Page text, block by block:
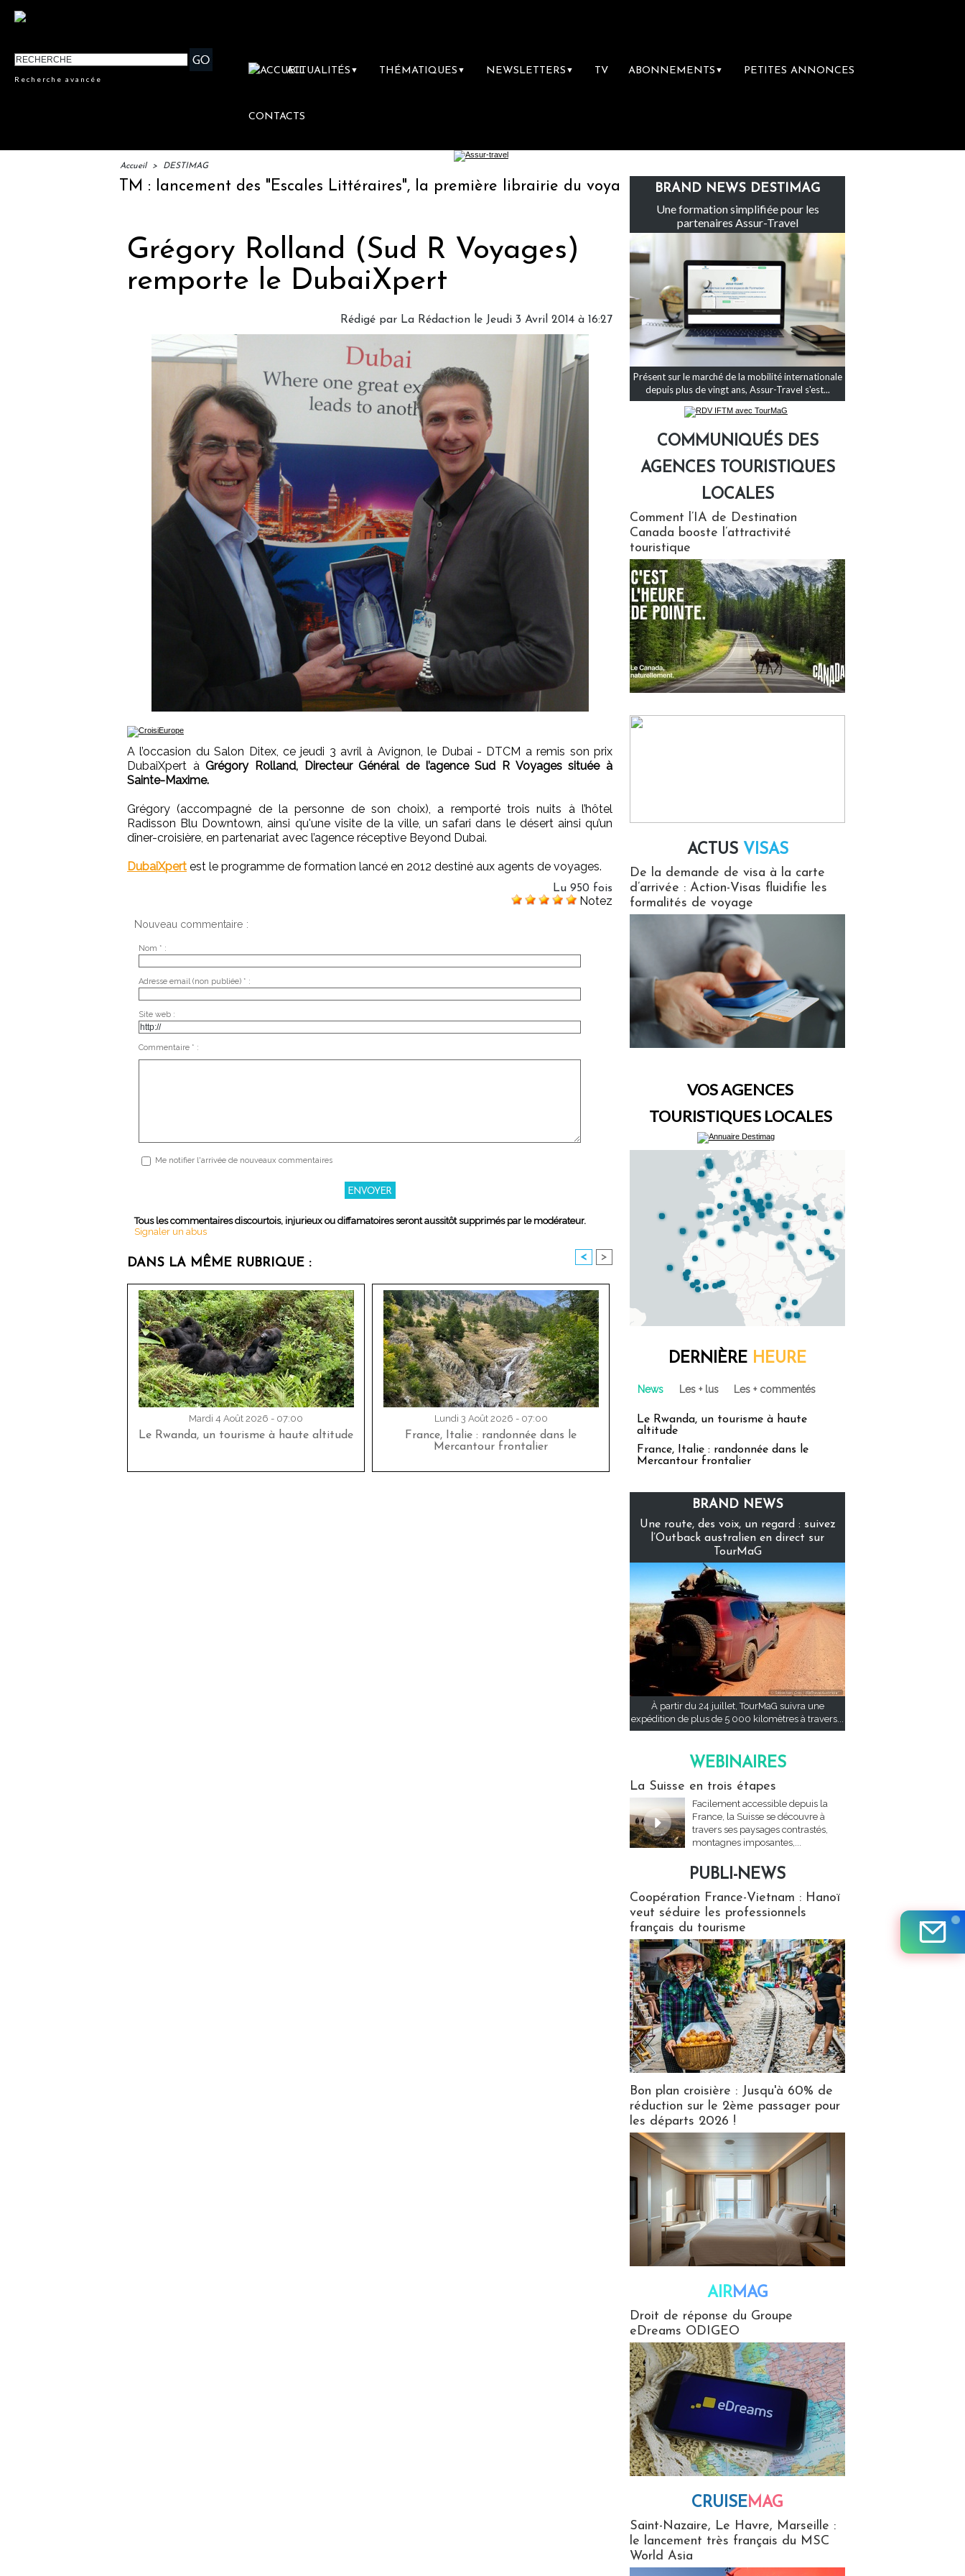
Recherche avancée
ACTUALITÉS ▼ THÉMATIQUES ▼ NEWSLETTERS ▼ TV ABONNEMENTS ▼ PETITES ANNONCES
CONTACTS
Accueil > DESTIMAG
IFTM : lancement des "Escales Littéraires", la première librairie du voyage Le groupe Sainte-Claire rachète Eden Tour
Grégory Rolland (Sud R Voyages)
remporte le DubaiXpert
Rédigé par La Rédaction le Jeudi 3 Avril 2014 à 16:27
A l’occasion du Salon Ditex, ce jeudi 3 avril à Avignon, le Dubai - DTCM a remis son prix
DubaiXpert àGrégory Rolland, Directeur Général de l’agence Sud R Voyages située à
Sainte-Maxime.
Grégory (accompagné de la personne de son choix), a remporté trois nuits à l’hôtel
Radisson Blu Downtown, ainsi qu'une visite de la ville, un safari dans le désert ainsi qu’un
dîner-croisière, en partenariat avec l’agence réceptive Beyond Dubai.
DubaiXpert ‎ est le programme de formation lancé en 2012 destiné aux agents de voyages.
Lu 950 fois
Notez
Nouveau commentaire :
Nom * :
Adresse email (non publiée) * :
Site web :
Commentaire * :
Me notifier l'arrivée de nouveaux commentaires
Tous les commentaires discourtois, injurieux ou diffamatoires seront aussitôt supprimés par le modérateur.
Signaler un abus
DANS LA MÊME RUBRIQUE : < >
Mardi 4 Août 2026 - 07:00
Le Rwanda, un tourisme à haute altitude
Lundi 3 Août 2026 - 07:00
France, Italie : randonnée dans le
Mercantour frontalier
BRAND NEWS DESTIMAG
Une formation simplifiée pour les
partenaires Assur-Travel
Présent sur le marché de la mobilité internationale
depuis plus de vingt ans, Assur-Travel s'est...
COMMUNIQUÉS DES
AGENCES TOURISTIQUES
LOCALES
Comment l’IA de Destination
Canada booste l’attractivité
touristique
ACTUS VISAS
De la demande de visa à la carte
d’arrivée : Action-Visas fluidifie les
formalités de voyage
VOS AGENCES
TOURISTIQUES LOCALES
DERNIÈRE HEURE
News Les + lus Les + commentés
Le Rwanda, un tourisme à haute
altitude
France, Italie : randonnée dans le
Mercantour frontalier
BRAND NEWS
Une route, des voix, un regard : suivez
l’Outback australien en direct sur
TourMaG
À partir du 24 juillet, TourMaG suivra une
expédition de plus de 5 000 kilomètres à travers...
WEBINAIRES
La Suisse en trois étapes
Facilement accessible depuis la
France, la Suisse se découvre à
travers ses paysages contrastés,
montagnes imposantes,...
PUBLI-NEWS
Coopération France-Vietnam : Hanoï
veut séduire les professionnels
français du tourisme
Bon plan croisière : Jusqu'à 60% de
réduction sur le 2ème passager pour
les départs 2026 !
AIRMAG
Droit de réponse du Groupe
eDreams ODIGEO
CRUISEMAG
Saint-Nazaire, Le Havre, Marseille :
le lancement très français du MSC
World Asia